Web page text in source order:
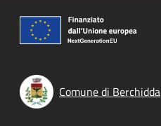
Comune di Berchidda